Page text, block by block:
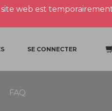
web est
SE CONNECTER
FAQ